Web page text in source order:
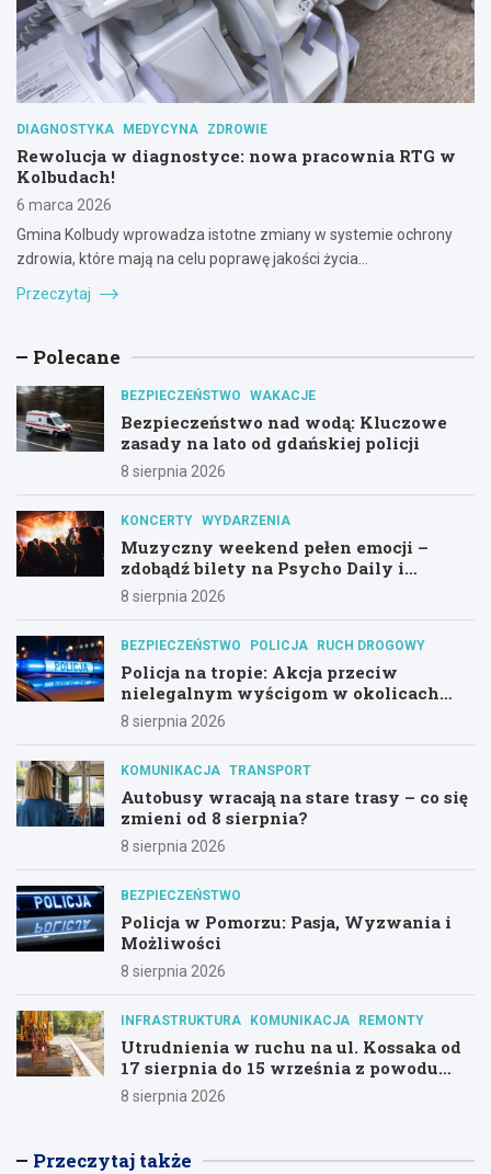
DIAGNOSTYKA MEDYCYNA ZDROWIE
Rewolucja w diagnostyce: nowa pracownia RTG w
Kolbudach!
6 marca 2026
Gmina Kolbudy wprowadza istotne zmiany w systemie ochrony
zdrowia, które mają na celu poprawę jakości życia…
Przeczytaj
Polecane
BEZPIECZEŃSTWO WAKACJE
Bezpieczeństwo nad wodą: Kluczowe
zasady na lato od gdańskiej policji
8 sierpnia 2026
KONCERTY WYDARZENIA
Muzyczny weekend pełen emocji –
zdobądź bilety na Psycho Daily i
Alternatywny Las!
8 sierpnia 2026
BEZPIECZEŃSTWO POLICJA RUCH DROGOWY
Policja na tropie: Akcja przeciw
nielegalnym wyścigom w okolicach
Hali Olivia
8 sierpnia 2026
KOMUNIKACJA TRANSPORT
Autobusy wracają na stare trasy – co się
zmieni od 8 sierpnia?
8 sierpnia 2026
BEZPIECZEŃSTWO
Policja w Pomorzu: Pasja, Wyzwania i
Możliwości
8 sierpnia 2026
INFRASTRUKTURA KOMUNIKACJA REMONTY
Utrudnienia w ruchu na ul. Kossaka od
17 sierpnia do 15 września z powodu
modernizacji
8 sierpnia 2026
Przeczytaj także